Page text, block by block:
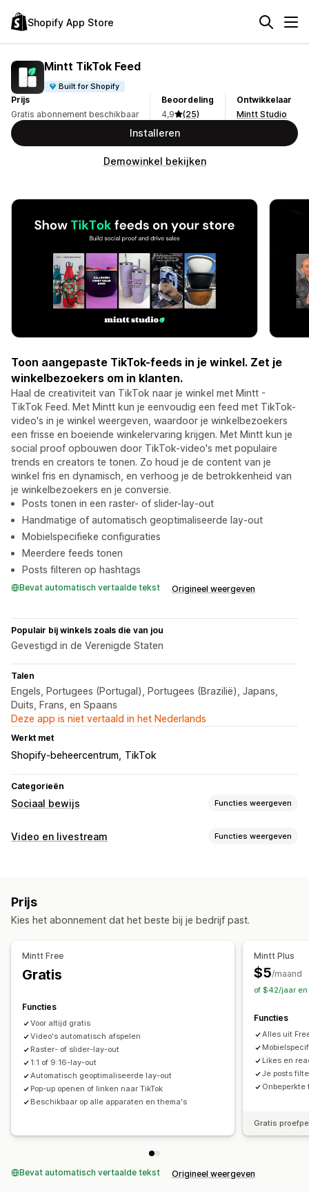
Shopify App Store
Mintt TikTok Feed
Built for Shopify
Prijs
Gratis abonnement beschikbaar
Beoordeling
4,9
(25)
Ontwikkelaar
Mintt Studio
Installeren
Demowinkel bekijken
Toon aangepaste TikTok-feeds in je winkel. Zet je
winkelbezoekers om in klanten.
Haal de creativiteit van TikTok naar je winkel met Mintt -
TikTok Feed. Met Mintt kun je eenvoudig een feed met TikTok-
video's in je winkel weergeven, waardoor je winkelbezoekers
een frisse en boeiende winkelervaring krijgen. Met Mintt kun je
social proof opbouwen door TikTok-video's met populaire
trends en creators te tonen. Zo houd je de content van je
winkel fris en dynamisch, en verhoog je de betrokkenheid van
je winkelbezoekers en je conversie.
Posts tonen in een raster- of slider-lay-out
Handmatige of automatisch geoptimaliseerde lay-out
Mobielspecifieke configuraties
Meerdere feeds tonen
Posts filteren op hashtags
Bevat automatisch vertaalde tekst Origineel weergeven
Populair bij winkels zoals die van jou
Gevestigd in de Verenigde Staten
Talen
Engels, Portugees (Portugal), Portugees (Brazilië), Japans,
Duits, Frans, en Spaans
Deze app is niet vertaald in het Nederlands
Werkt met
Shopify-beheercentrum TikTok
Categorieën
Sociaal bewijs Functies weergeven
Contenttypes
Aangepaste opmaak
Analytics
Video en livestream Functies weergeven
Interactieve video
Prijs
Kies het abonnement dat het beste bij je bedrijf past.
Mintt Free
Gratis
Functies
Voor altijd gratis
Video's automatisch afspelen
Raster- of slider-lay-out
1:1 of 9:16-lay-out
Automatisch geoptimaliseerde lay-out
Pop-up openen of linken naar TikTok
Beschikbaar op alle apparaten en thema's
Mintt Plus
$5/maand
of $42/jaar en
Functies
Alles uit
Likes en
Je posts
Onbeperkte
Gratis
Bevat automatisch vertaalde tekst Origineel weergeven